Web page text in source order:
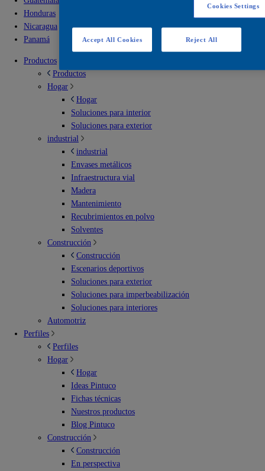
Honduras
Nicaragua
Panamá
Productos
Productos
Hogar
Hogar
Soluciones para interior
Soluciones para exterior
industrial
industrial
Envases metálicos
Infraestructura vial
Madera
Mantenimiento
Recubrimientos en polvo
Solventes
Construcción
Construcción
Escenarios deportivos
Soluciones para exterior
Soluciones para imperbeabilización
Soluciones para interiores
Automotriz
Perfiles
Perfiles
Hogar
Hogar
Ideas Pintuco
Fichas técnicas
Nuestros productos
Blog Pintuco
Construcción
Construcción
En perspectiva
Cookies Settings
Reject All
Accept All Cookies